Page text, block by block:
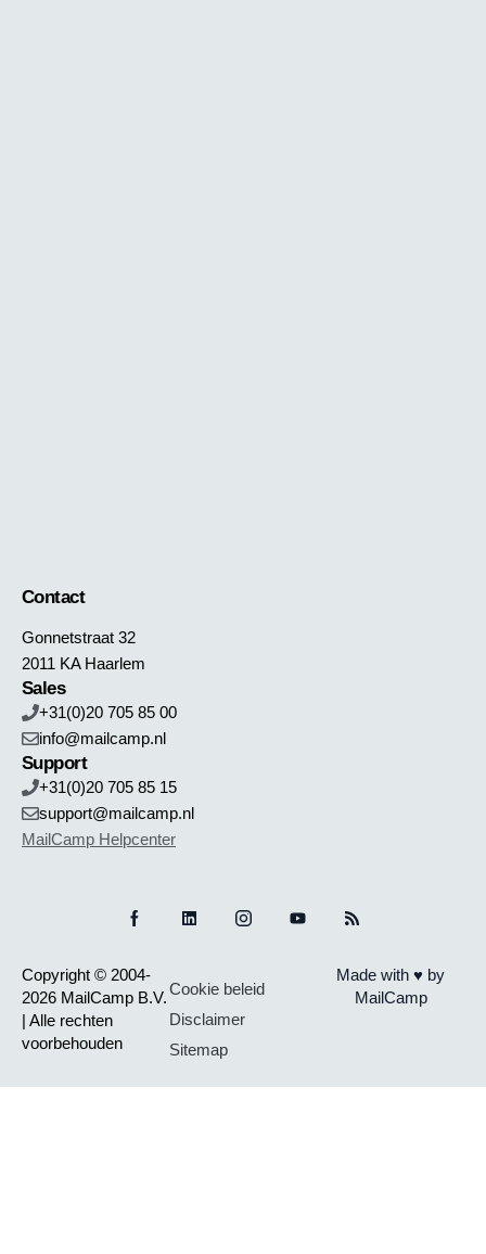
Contact
Gonnetstraat 32
2011 KA Haarlem
Sales
+31(0)20 705 85 00
info@mailcamp.nl
Support
+31(0)20 705 85 15
support@mailcamp.nl
MailCamp Helpcenter
Copyright © 2004-
2026 MailCamp B.V.
| Alle rechten
voorbehouden
Cookie beleid
Disclaimer
Sitemap
Made with ♥ by
MailCamp